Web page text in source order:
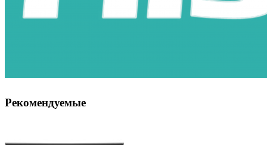
Рекомендуемые